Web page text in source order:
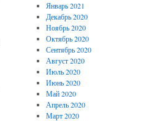
Январь 2021
Декабрь 2020
Ноябрь 2020
Октябрь 2020
Сентябрь 2020
Август 2020
Июль 2020
Июнь 2020
Май 2020
Апрель 2020
Март 2020